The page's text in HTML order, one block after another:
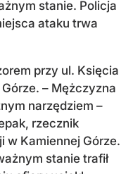
stanie. Policja
ataku trwa
przy ul. Księcia
– Mężczyzna
narzędziem –
rzecznik
w Kamiennej Górze.
stanie trafił